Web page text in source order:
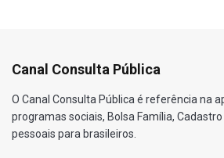
Canal Consulta Pública
O Canal Consulta Pública é referência na
programas sociais, Bolsa Família, Cadastro
pessoais para brasileiros.